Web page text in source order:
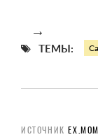
→
ТЕМЫ:
ИСТОЧНИК